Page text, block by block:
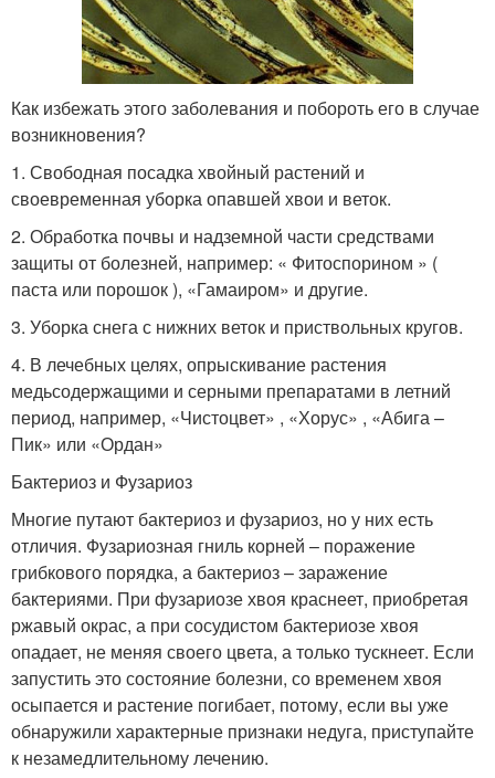
Как избежать этого заболевания и побороть его в случае
возникновения?
1. Свободная посадка хвойный растений и
своевременная уборка опавшей хвои и веток.
2. Обработка почвы и надземной части средствами
защиты от болезней, например: « Фитоспорином » (
паста или порошок ), «Гамаиром» и другие.
3. Уборка снега с нижних веток и приствольных кругов.
4. В лечебных целях, опрыскивание растения
медьсодержащими и серными препаратами в летний
период, например, «Чистоцвет» , «Хорус» , «Абига –
Пик» или «Ордан»
Бактериоз и Фузариоз
Многие путают бактериоз и фузариоз, но у них есть
отличия. Фузариозная гниль корней – поражение
грибкового порядка, а бактериоз – заражение
бактериями. При фузариозе хвоя краснеет, приобретая
ржавый окрас, а при сосудистом бактериозе хвоя
опадает, не меняя своего цвета, а только тускнеет. Если
запустить это состояние болезни, со временем хвоя
осыпается и растение погибает, потому, если вы уже
обнаружили характерные признаки недуга, приступайте
к незамедлительному лечению.